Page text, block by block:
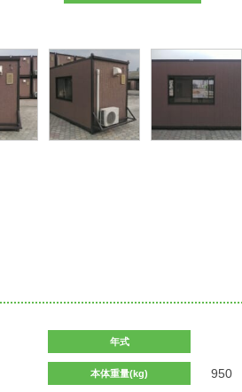
年式
本体重量(kg) 950